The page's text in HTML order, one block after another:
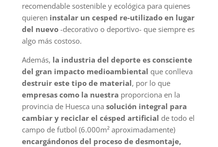
recomendable sostenible y ecológica para quienes
quieren instalar un cesped re-utilizado en lugar
del nuevo-decorativo o deportivo- que siempre es
algo más costoso.
Además, la industria del deporte es consciente
del gran impacto medioambiental que conlleva
destruir este tipo de material, por lo que
empresas como la nuestra proporciona en la
provincia de Huesca una solución integral para
cambiar y reciclar el césped artificial de todo el
campo de futbol (6.000m² aproximadamente)
encargándonos del proceso de desmontaje,